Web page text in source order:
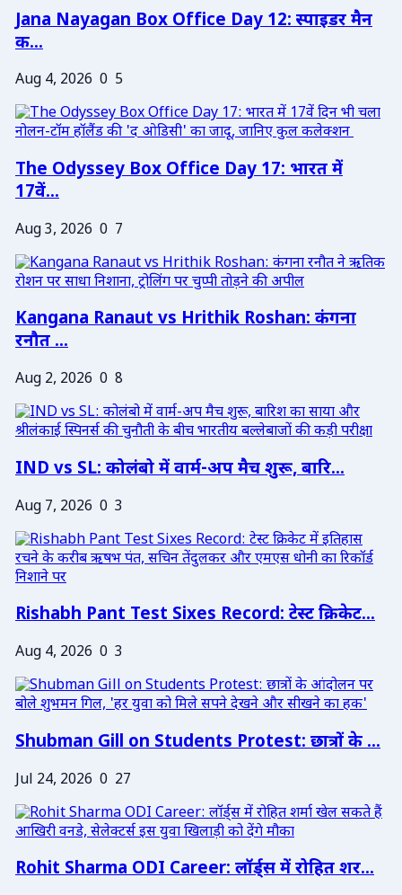
Jana Nayagan Box Office Day 12: स्पाइडर मैन
क...
Aug 4, 2026 0 5
The Odyssey Box Office Day 17: भारत में
17वें...
Aug 3, 2026 0 7
Kangana Ranaut vs Hrithik Roshan: कंगना
रनौत ...
Aug 2, 2026 0 8
IND vs SL: कोलंबो में वार्म-अप मैच शुरू, बारि...
Aug 7, 2026 0 3
Rishabh Pant Test Sixes Record: टेस्ट क्रिकेट...
Aug 4, 2026 0 3
Shubman Gill on Students Protest: छात्रों के ...
Jul 24, 2026 0 27
Rohit Sharma ODI Career: लॉर्ड्स में रोहित शर...